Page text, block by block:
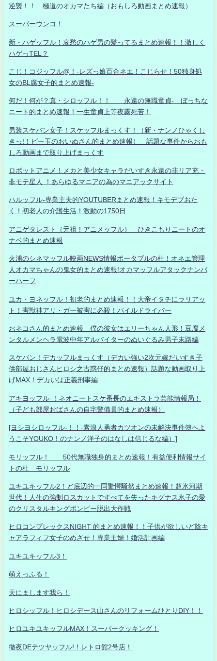
逆襲！！ 極道のオカマたち編（おもしろ動画まとめ速報）
スーパーウンコ！
新・ハゲッフル！哀愁のハゲ男の髪ってるまとめ速報！！激しく
ハゲっTEL？
こじ！コジッフル@！-レズっ娘百合ネエ！こじらせ！50独身処
女のBL腐女子的まとめ速報-
何だ！何が？真・シロッフル！！ 永遠の無職童貞- ぼっちな
ニート的まとめ速報！一生童貞上等夜露死苦！
男装スケバン女子！スケッフルまっくす！（新・ナンノひゃくし
きっ!！ビー玉のおいぬさん的まとめ速報） 話題な事件からおも
しろ動画まで取り上げまっくす
ロボットアニメ！メカと美少女キャラだいすき永遠の非リア充・
非モテ星人 ！あらゆるマニアの為のマニアックサイト
ハルッフル-専業主夫的YOUTUBERまとめ速報！キモデブおた
く！初老人の介護生活！激動の1750日
アニゲタレスト（元祖！アニメッフル） ひきこもりニートのオ
ナベ的まとめ速報
火浦のシネマッフル映画NEWS情報ポータブルの杜！オネエ管理
人オカマちゃんの鬼女的まとめ速報!オカマッフルアタックナンバ
ーハーフ
ユカ・ヨネッフル！初老的まとめ速報！！大帝イタチにラリアッ
ト！害獣神アリ・ガー被害に必殺！パイルドライバー
おネコさん的まとめ速報 僕の彼女はエリーちゃん人形！豆腐メ
ンタルメンヘラ電波中年アルバイターのぬいぐるみ男子末路編
スケバン！デカッフルまっくす（デカい強い2次元嫁だいすき子
供部屋おじさんヒロシ之古惑仔的まとめ速報）話題な動画取り上
げMAX！デカいは正義刑事編
アキヨッフル-！ネオニートスケ番長のエキストラ芸能情報局！
（子ども部屋おばさんの自宅警備員的まとめ速報）
[ヨシヨシロッフル-！！-素浪人勇者カツオンの未解決事件簿へよ
うこそYOUKO！のナンノ洋子のはなしは信じるな編）]
モリッフル！ 50代無職独身的まとめ速報！有益便利情報サイ
トの杜 モリッフル
ユキユキッフル2！ど底辺的一同驚愕騒然まとめ速報！超氷河期
世代！人生の強制ロスカットですべてを失ったキグナス氷子の愛
のクリスタルキングボンビー脱出大作戦
ヒロコンプレックスNIGHT 的まとめ速報！！子供が欲しいど陰キ
ャアラフィフ女子のめざせ！専業主婦！婚活計画編
ユキユキッフル3！
萌えっふる！
天にまします我ら！
ヒロシッフル！ヒロシデース山さんのリフォームひとりDIY！！
ヒロユキユキッフルMAX！スーパークッキング！
徹夜DEテツヤッフル!！レトロ館2号店！